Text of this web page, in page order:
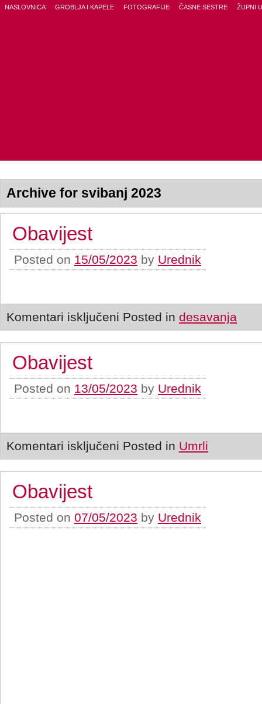
NASLOVNICA GROBLJA I KAPELE FOTOGRAFIJE ČASNE SESTRE ŽUPNI
Archive for svibanj 2023
Obavijest
Posted on 15/05/2023 by Urednik
Komentari isključeni Posted in desavanja
Obavijest
Posted on 13/05/2023 by Urednik
Komentari isključeni Posted in Umrli
Obavijest
Posted on 07/05/2023 by Urednik